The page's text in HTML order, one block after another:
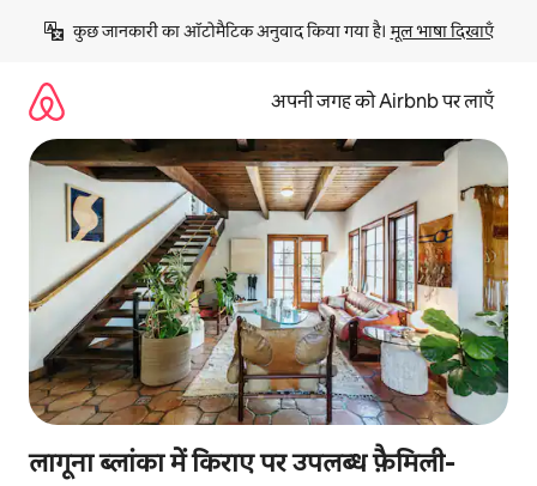
छोड़कर
कॉन्टेंट
कुछ जानकारी का ऑटोमैटिक अनुवाद किया गया है। मूल भाषा दिखाएँ
अपनी जगह को Airbnb पर लाएँ
लागूना ब्लांका में किराए पर उपलब्ध फ़ैमिली-